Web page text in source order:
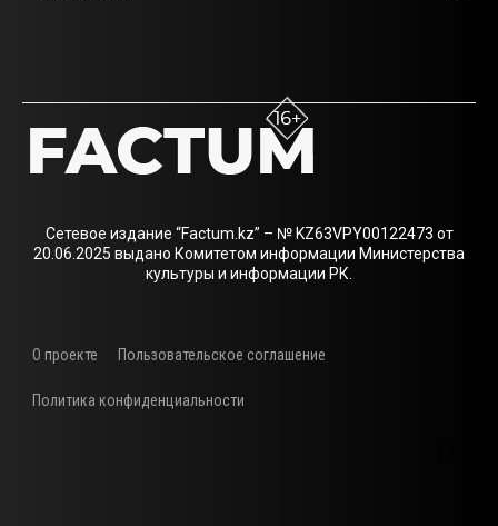
Сетевое издание “Factum.kz” – № KZ63VPY00122473 от
20.06.2025 выдано Комитетом информации Министерства
культуры и информации РК.
О проекте Пользовательское соглашение
Политика конфиденциальности